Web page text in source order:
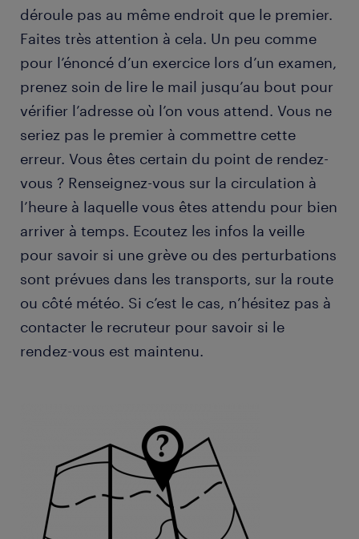
déroule pas au même endroit que le premier.
Faites très attention à cela. Un peu comme
pour l’énoncé d’un exercice lors d’un examen,
prenez soin de lire le mail jusqu’au bout pour
vérifier l’adresse où l’on vous attend. Vous ne
seriez pas le premier à commettre cette
erreur. Vous êtes certain du point de rendez-
vous ? Renseignez-vous sur la circulation à
l’heure à laquelle vous êtes attendu pour bien
arriver à temps. Ecoutez les infos la veille
pour savoir si une grève ou des perturbations
sont prévues dans les transports, sur la route
ou côté météo. Si c’est le cas, n’hésitez pas à
contacter le recruteur pour savoir si le
rendez-vous est maintenu.